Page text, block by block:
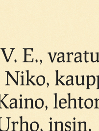
E.,
insin.